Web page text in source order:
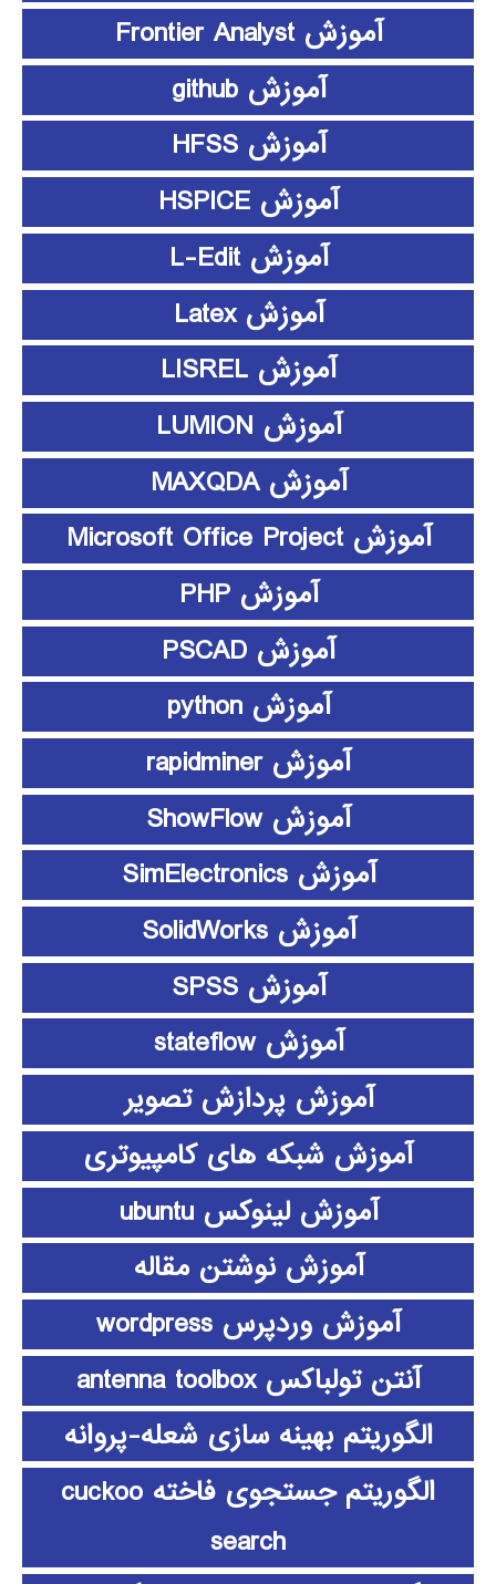
آموزش Frontier Analyst
آموزش github
آموزش HFSS
آموزش HSPICE
آموزش L-Edit
آموزش Latex
آموزش LISREL
آموزش LUMION
آموزش MAXQDA
آموزش Microsoft Office Project
آموزش PHP
آموزش PSCAD
آموزش python
آموزش rapidminer
آموزش ShowFlow
آموزش SimElectronics
آموزش SolidWorks
آموزش SPSS
آموزش stateflow
آموزش پردازش تصویر
آموزش شبکه های کامپیوتری
آموزش لینوکس ubuntu
آموزش نوشتن مقاله
آموزش وردپرس wordpress
آنتن تولباکس antenna toolbox
الگوریتم بهینه سازی شعله-پروانه
الگوریتم جستجوی فاخته cuckoo
search